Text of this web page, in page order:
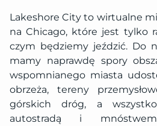
Lakeshore City to wirtualne
na Chicago, które jest tylko
czym będziemy jeździć. Do
mamy naprawdę spory
wspomnianego miasta
obrzeża, tereny
górskich dróg, a
autostradą i